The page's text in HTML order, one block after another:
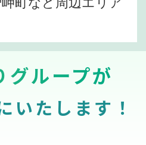
グループが
いたします！